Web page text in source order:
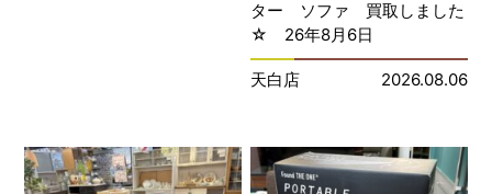
ター ソファ 買取しました
☆ 26年8月6日
天白店 2026.08.06